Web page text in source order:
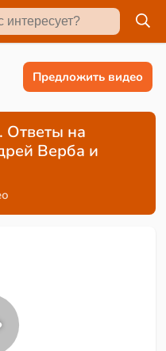
Предложить видео
Ответы на
Верба и